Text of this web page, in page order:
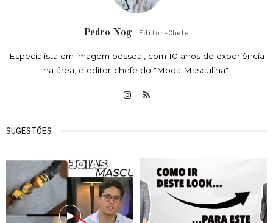
Pedro Nog Editor-Chefe
Especialista em imagem pessoal, com 10 anos de experiência
na área, é editor-chefe do "Moda Masculina".
SUGESTÕES